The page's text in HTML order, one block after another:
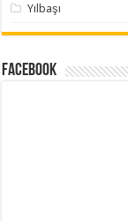
Yılbaşı
Facebook